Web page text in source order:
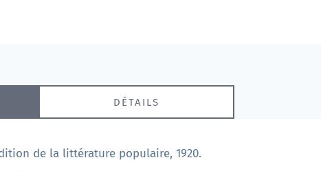
DÉTAILS
de la littérature populaire, 1920.